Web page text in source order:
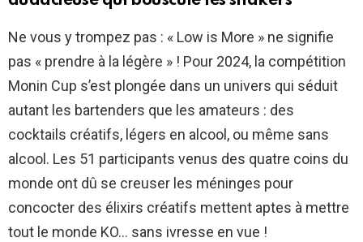
Ne vous y trompez pas : « Low is More » ne signifie
pas « prendre à la légère » ! Pour 2024, la compétition
Monin Cup s’est plongée dans un univers qui séduit
autant les bartenders que les amateurs : des
cocktails créatifs, légers en alcool, ou même sans
alcool. Les 51 participants venus des quatre coins du
monde ont dû se creuser les méninges pour
concocter des élixirs créatifs mettent aptes à mettre
tout le monde KO… sans ivresse en vue !